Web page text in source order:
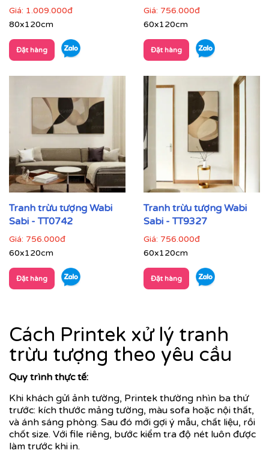
Giá: 1.009.000đ
80x120cm
Đặt hàng
Giá: 756.000đ
60x120cm
Đặt hàng
Tranh trừu tượng Wabi
Sabi - TT0742
Giá: 756.000đ
60x120cm
Đặt hàng
Tranh trừu tượng Wabi
Sabi - TT9327
Giá: 756.000đ
60x120cm
Đặt hàng
Cách Printek xử lý tranh
trừu tượng theo yêu cầu
Quy trình thực tế:
Khi khách gửi ảnh tường, Printek thường nhìn ba thứ
trước: kích thước mảng tường, màu sofa hoặc nội thất,
và ánh sáng phòng. Sau đó mới gợi ý mẫu, chất liệu, rồi
chốt size. Với file riêng, bước kiểm tra độ nét luôn được
làm trước khi in.